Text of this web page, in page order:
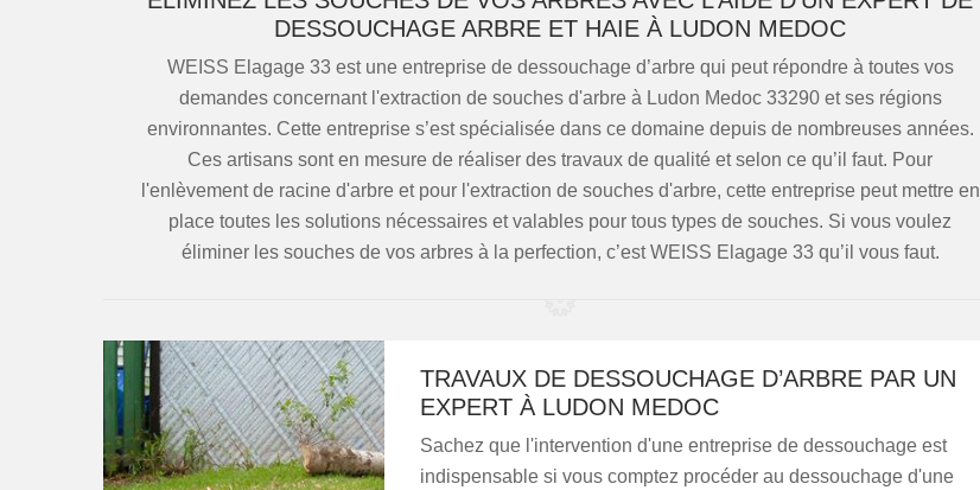
DESSOUCHAGE ARBRE ET HAIE À LUDON MEDOC
WEISS Elagage 33 est une entreprise de dessouchage d’arbre qui peut répondre à toutes vos
demandes concernant l'extraction de souches d'arbre à Ludon Medoc 33290 et ses régions
environnantes. Cette entreprise s’est spécialisée dans ce domaine depuis de nombreuses années.
Ces artisans sont en mesure de réaliser des travaux de qualité et selon ce qu’il faut. Pour
l'enlèvement de racine d'arbre et pour l'extraction de souches d'arbre, cette entreprise peut mettre en
place toutes les solutions nécessaires et valables pour tous types de souches. Si vous voulez
éliminer les souches de vos arbres à la perfection, c’est WEISS Elagage 33 qu’il vous faut.
TRAVAUX DE DESSOUCHAGE D’ARBRE PAR UN
EXPERT À LUDON MEDOC
Sachez que l'intervention d'une entreprise de dessouchage est
indispensable si vous comptez procéder au dessouchage d'une